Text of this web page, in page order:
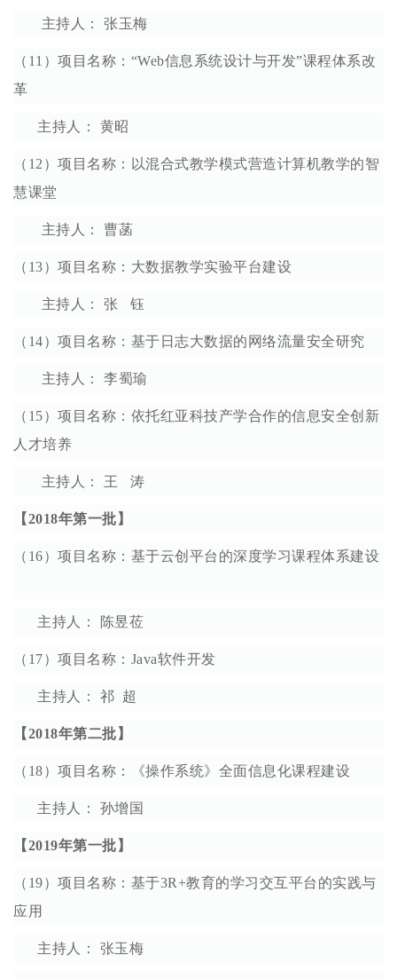
主持人： 张玉梅
（11）项目名称：“Web信息系统设计与开发”课程体系改
革
主持人： 黄昭
（12）项目名称：以混合式教学模式营造计算机教学的智
慧课堂
主持人： 曹菡
（13）项目名称：大数据教学实验平台建设
主持人： 张 钰
（14）项目名称：基于日志大数据的网络流量安全研究
主持人： 李蜀瑜
（15）项目名称：依托红亚科技产学合作的信息安全创新
人才培养
主持人： 王 涛
【2018年第一批】
（16）项目名称：基于云创平台的深度学习课程体系建设
主持人： 陈昱莅
（17）项目名称：Java软件开发
主持人： 祁 超
【2018年第二批】
（18）项目名称：《操作系统》全面信息化课程建设
主持人： 孙增国
【2019年第一批】
（19）项目名称：基于3R+教育的学习交互平台的实践与
应用
主持人： 张玉梅